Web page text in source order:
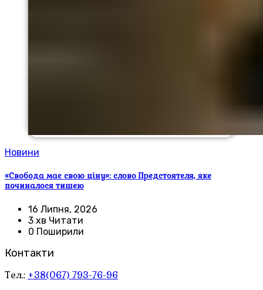
Новини
«Свобода має свою ціну»: слово Предстоятеля, яке
починалося тишею
16 Липня, 2026
3 хв Читати
0 Поширили
Контакти
Тел.: +38(067) 793-76-96